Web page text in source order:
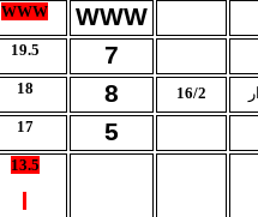
WWW WWW
19.5 7
18 8 16/2
17 5
13.5